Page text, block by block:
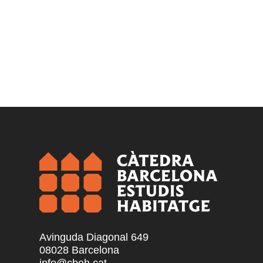
Avinguda Diagonal 649
08028 Barcelona